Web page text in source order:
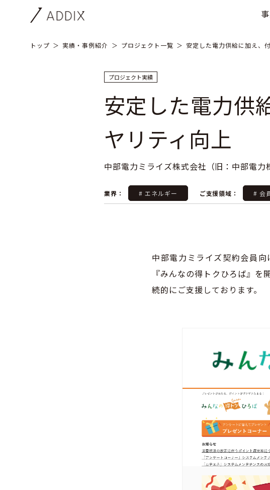
トップ 実績・事例紹介 プロジェクト一覧 安定した電力供給に加え、
プロジェクト実績
安定した電力供
ヤリティ向上
中部電力ミライズ株式会社（旧：中部電力
業界： # エネルギー ご支援領域： # 会
中部電力ミライズ契約会員
『みんなの得トクひろば』
続的にご支援しております。